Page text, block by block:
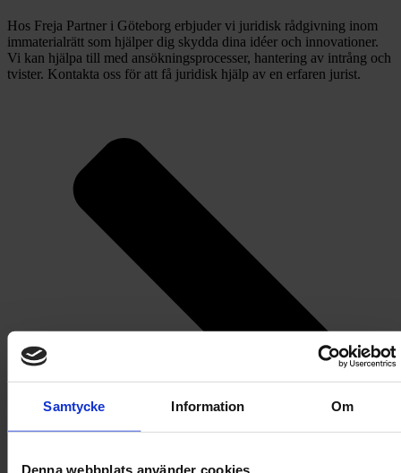
Samtycke Information Om
Denna webbplats använder cookies
Hos Freja Partner i Göteborg erbjuder vi juridisk rådgivning inom
immaterialrätt som hjälper dig skydda dina idéer och innovationer.
Vi kan hjälpa till med ansökningsprocesser, hantering av intrång och
tvister. Kontakta oss för att få juridisk hjälp av en erfaren jurist.